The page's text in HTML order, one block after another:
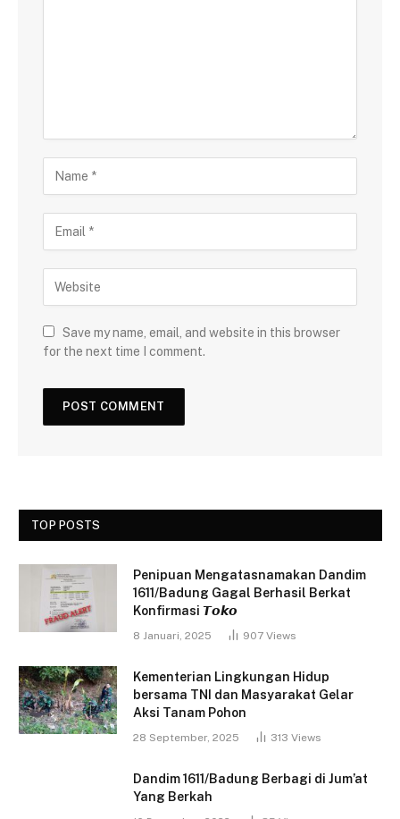
Save my name, email, and website in this browser
for the next time I comment.
TOP POSTS
Penipuan Mengatasnamakan Dandim
1611/Badung Gagal Berhasil Berkat
Konfirmasi 𝙏𝙤𝙠𝙤
8 Januari, 2025 907 Views
Kementerian Lingkungan Hidup
bersama TNI dan Masyarakat Gelar
Aksi Tanam Pohon
28 September, 2025 313 Views
Dandim 1611/Badung Berbagi di Jum’at
Yang Berkah